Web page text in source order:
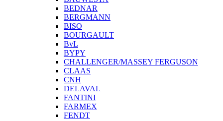
BEDNAR
BERGMANN
BISO
BOURGAULT
BvL
BYPY
CHALLENGER/MASSEY FERGUSON
CLAAS
CNH
DELAVAL
FANTINI
FARMEX
FENDT